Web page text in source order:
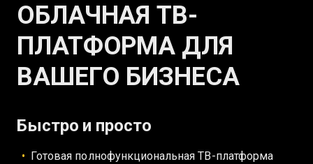
ОБЛАЧНАЯ ТВ-
ПЛАТФОРМА ДЛЯ
ВАШЕГО БИЗНЕСА
Быстро и просто
Готовая полнофункциональная ТВ-платформа